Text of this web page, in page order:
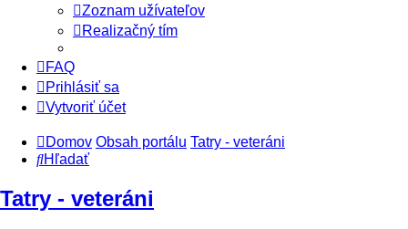
Zoznam užívateľov
Realizačný tím
FAQ
Prihlásiť sa
Vytvoriť účet
Domov Obsah portálu Tatry - veteráni
Hľadať
Tatry - veteráni